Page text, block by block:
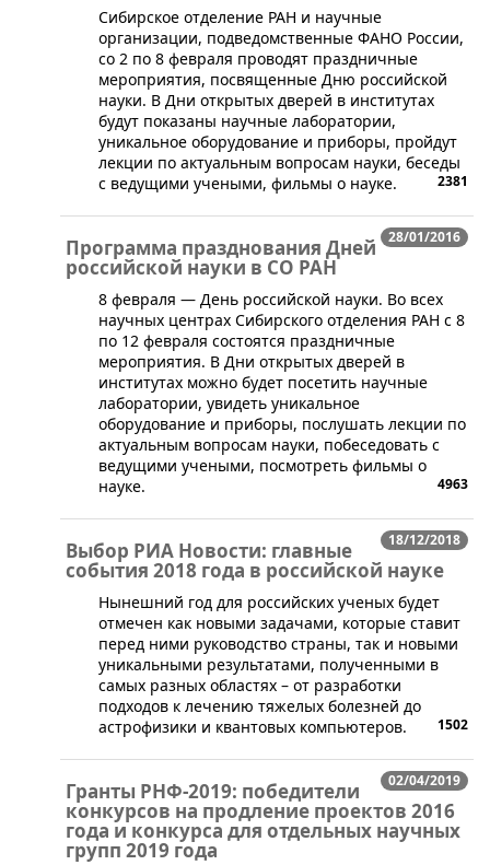
Сибирское отделение РАН и научные
организации, подведомственные ФАНО России,
со 2 по 8 февраля проводят праздничные
мероприятия, посвященные Дню российской
науки. В Дни открытых дверей в институтах
будут показаны научные лаборатории,
уникальное оборудование и приборы, пройдут
лекции по актуальным вопросам науки, беседы
с ведущими учеными, фильмы о науке.
2381
28/01/2016
Программа празднования Дней
российской науки в СО РАН
​​8 февраля — День российской науки. Во всех
научных центрах Сибирского отделения РАН с 8
по 12 февраля состоятся праздничные
мероприятия. В Дни открытых дверей в
институтах можно будет посетить научные
лаборатории, увидеть уникальное
оборудование и приборы, послушать лекции по
актуальным вопросам науки, побеседовать с
ведущими учеными, посмотреть фильмы о
науке.
4963
18/12/2018
Выбор РИА Новости: главные
события 2018 года в российской науке
​Нынешний год для российских ученых будет
отмечен как новыми задачами, которые ставит
перед ними руководство страны, так и новыми
уникальными результатами, полученными в
самых разных областях – от разработки
подходов к лечению тяжелых болезней до
астрофизики и квантовых компьютеров.
1502
02/04/2019
Гранты РНФ-2019: победители
конкурсов на продление проектов 2016
года и конкурса для отдельных научных
групп 2019 года